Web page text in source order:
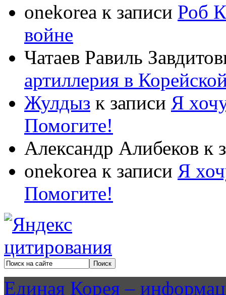
onekorea к записи Роб
войне
Чатаев Равиль
артиллерия в
Жулдыз к записи Я
Помогите!
Александр Алибеков к
onekorea к записи Я
Помогите!
Единая Корея –